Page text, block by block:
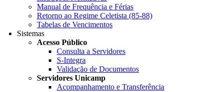
Manual de Frequência e Férias
Retorno ao Regime Celetista (85-88)
Tabelas de Vencimentos
Sistemas
Acesso Público
Consulta a Servidores
S-Integra
Validação de Documentos
Servidores Unicamp
Acompanhamento e Transferência